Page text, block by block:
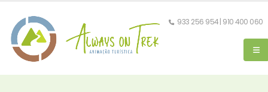
933 256 954 | 910 400 060